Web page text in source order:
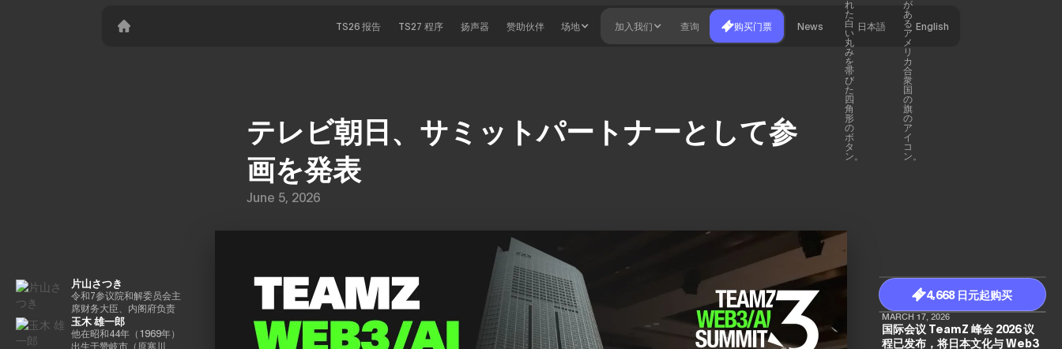
TS26 报告 TS27 程序 扬声器 赞助伙伴 场地 加入我们 查询 购买门票 News 日本語 English
片山さつき
令和7参议院和解委员会主
席财务大臣、内阁府负责
特别任务（财政）税收特
别措施和补贴审查的部长
（高志内阁）
玉木 雄一郎
他在昭和44年（1969年）
出生于赞岐市（原寒川
テレビ朝日、サミットパートナーとして参
画を発表
June 5, 2026
4,668 日元起购买
MARCH 17, 2026
国际会议 TeamZ 峰会 2026 议
程已发布，将日本文化与 Web3